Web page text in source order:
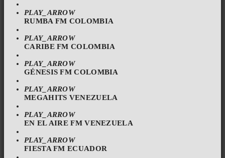
PLAY_ARROW
RUMBA FM COLOMBIA
PLAY_ARROW
CARIBE FM COLOMBIA
PLAY_ARROW
GÉNESIS FM COLOMBIA
PLAY_ARROW
MEGAHITS VENEZUELA
PLAY_ARROW
EN EL AIRE FM VENEZUELA
PLAY_ARROW
FIESTA FM ECUADOR